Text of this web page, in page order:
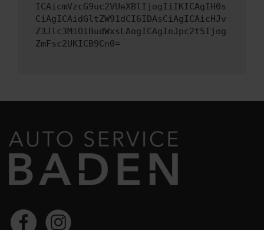
ICAicmVzcG9uc2VUeXBlIjogIiIKICAgIH0s
CiAgICAidGltZW91dCI6IDAsCiAgICAicHJv
Z3Jlc3MiOiBudWxsLAogICAgInJpc2t5Ijog
ZmFsc2UKICB9Cn0=